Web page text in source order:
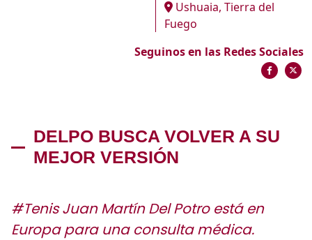
Ushuaia, Tierra del
Fuego
Seguinos en las Redes Sociales
DELPO BUSCA VOLVER A SU
MEJOR VERSIÓN
#Tenis Juan Martín Del Potro está en
Europa para una consulta médica.